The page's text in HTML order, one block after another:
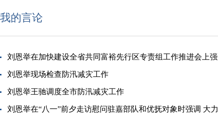
我的言论
刘恩举在加快建设全省共同富裕先行区专责组工作推进会上
刘恩举现场检查防汛减灾工作
刘恩举王驰调度全市防汛减灾工作
刘恩举在“八一”前夕走访慰问驻嘉部队和优抚对象时强调 大